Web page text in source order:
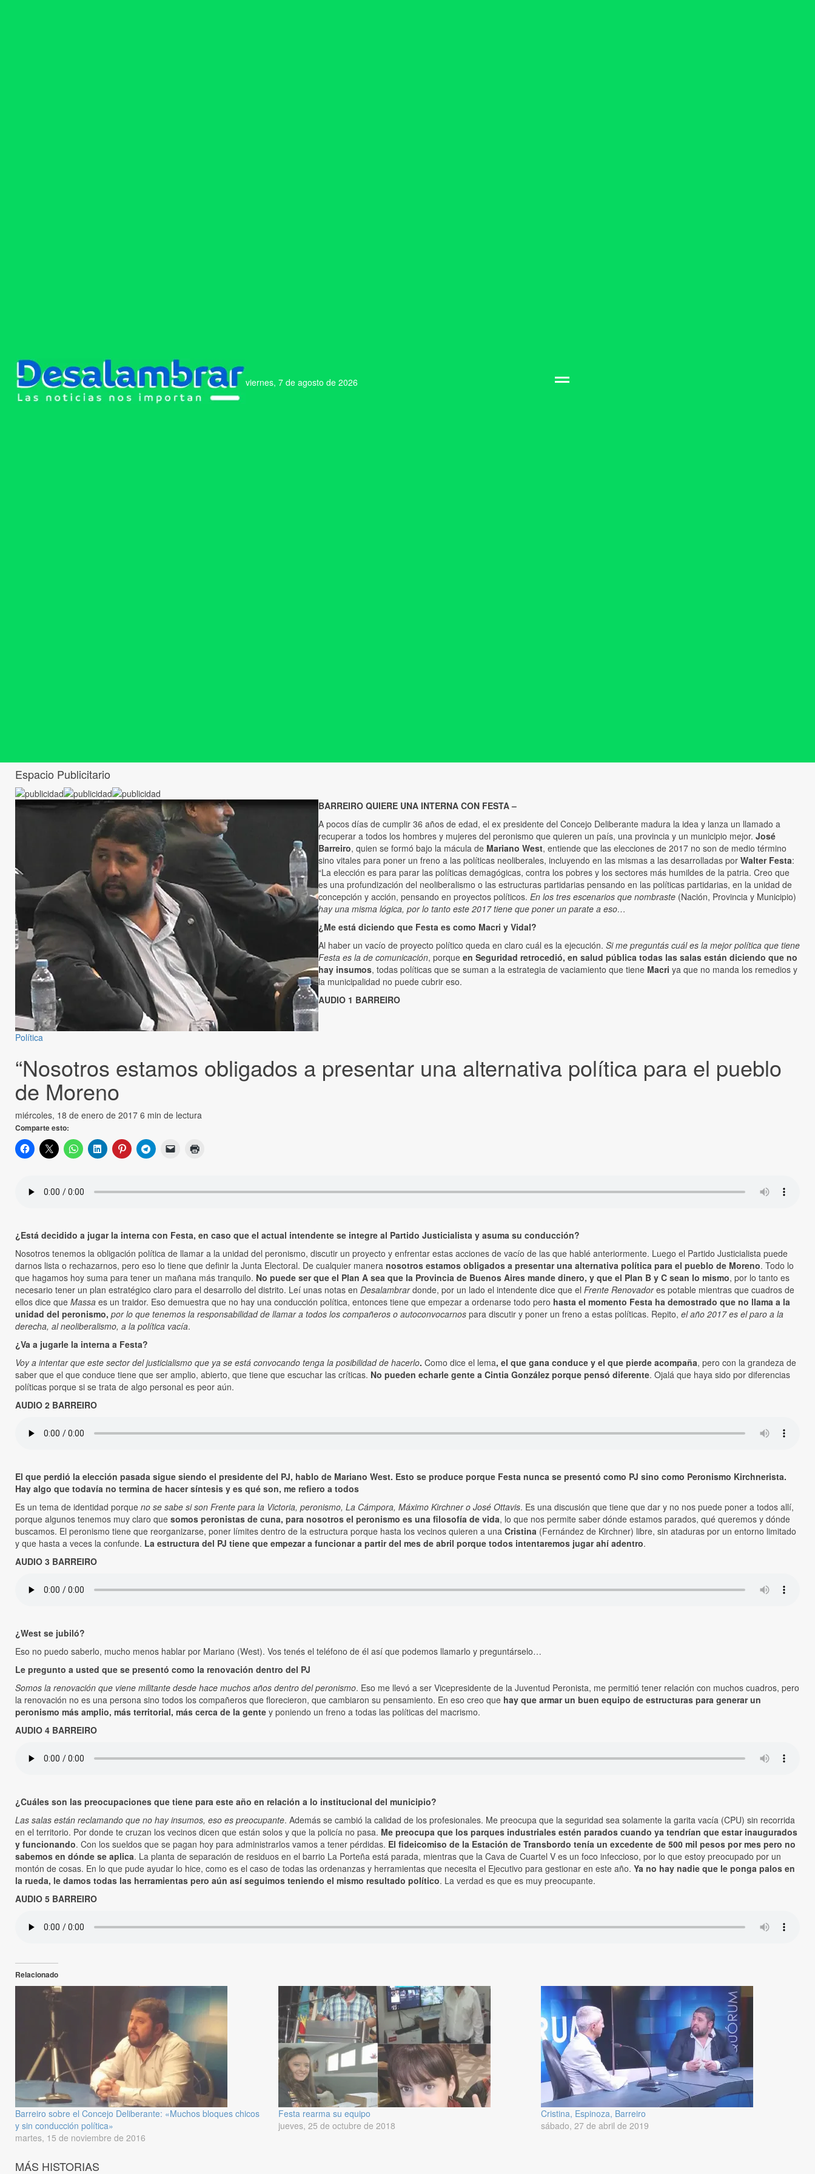
viernes, 7 de agosto de 2026
Espacio Publicitario
Política
“Nosotros estamos obligados a presentar una alternativa política para el pueblo
de Moreno
miércoles, 18 de enero de 2017 6 min de lectura
Comparte esto:
BARREIRO QUIERE UNA INTERNA CON FESTA –
A pocos días de cumplir 36 años de edad, el ex presidente del Concejo Deliberante madura la idea y lanza un llamado a
recuperar a todos los hombres y mujeres del peronismo que quieren un país, una provincia y un municipio mejor. José
Barreiro, quien se formó bajo la mácula de Mariano West, entiende que las elecciones de 2017 no son de medio término
sino vitales para poner un freno a las políticas neoliberales, incluyendo en las mismas a las desarrolladas por Walter Festa:
“La elección es para parar las políticas demagógicas, contra los pobres y los sectores más humildes de la patria. Creo que
es una profundización del neoliberalismo o las estructuras partidarias pensando en las políticas partidarias, en la unidad de
concepción y acción, pensando en proyectos políticos. En los tres escenarios que nombraste (Nación, Provincia y Municipio)
hay una misma lógica, por lo tanto este 2017 tiene que poner un parate a eso…
¿Me está diciendo que Festa es como Macri y Vidal?
Al haber un vacío de proyecto político queda en claro cuál es la ejecución. Si me preguntás cuál es la mejor política que tiene
Festa es la de comunicación, porque en Seguridad retrocedió, en salud pública todas las salas están diciendo que no
hay insumos, todas políticas que se suman a la estrategia de vaciamiento que tiene Macri ya que no manda los remedios y
la municipalidad no puede cubrir eso.
AUDIO 1 BARREIRO
¿Está decidido a jugar la interna con Festa, en caso que el actual intendente se integre al Partido Justicialista y asuma su conducción?
Nosotros tenemos la obligación política de llamar a la unidad del peronismo, discutir un proyecto y enfrentar estas acciones de vacío de las que hablé anteriormente. Luego el Partido Justicialista puede
darnos lista o rechazarnos, pero eso lo tiene que definir la Junta Electoral. De cualquier manera nosotros estamos obligados a presentar una alternativa política para el pueblo de Moreno. Todo lo
que hagamos hoy suma para tener un mañana más tranquilo. No puede ser que el Plan A sea que la Provincia de Buenos Aires mande dinero, y que el Plan B y C sean lo mismo, por lo tanto es
necesario tener un plan estratégico claro para el desarrollo del distrito. Leí unas notas en Desalambrardonde, por un lado el intendente dice que el Frente Renovadores potable mientras que cuadros de
ellos dice que Massa es un traidor. Eso demuestra que no hay una conducción política, entonces tiene que empezar a ordenarse todo pero hasta el momento Festa ha demostrado que no llama a la
unidad del peronismo, por lo que tenemos la responsabilidad de llamar a todos los compañeros o autoconvocarnos para discutir y poner un freno a estas políticas. Repito, el año 2017 es el paro a la
derecha, al neoliberalismo, a la política vacía.
¿Va a jugarle la interna a Festa?
Voy a intentar que este sector del justicialismo que ya se está convocando tenga la posibilidad de hacerlo. Como dice el lema, el que gana conduce y el que pierde acompaña, pero con la grandeza de
saber que el que conduce tiene que ser amplio, abierto, que tiene que escuchar las críticas. No pueden echarle gente a Cintia González porque pensó diferente. Ojalá que haya sido por diferencias
políticas porque si se trata de algo personal es peor aún.
AUDIO 2 BARREIRO
El que perdió la elección pasada sigue siendo el presidente del PJ, hablo de Mariano West. Esto se produce porque Festa nunca se presentó como PJ sino como Peronismo Kirchnerista.
Hay algo que todavía no termina de hacer síntesis y es qué son, me refiero a todos
Es un tema de identidad porque no se sabe si son Frente para la Victoria, peronismo, La Cámpora, Máximo Kirchner o José Ottavis. Es una discusión que tiene que dar y no nos puede poner a todos allí,
porque algunos tenemos muy claro que somos peronistas de cuna, para nosotros el peronismo es una filosofía de vida, lo que nos permite saber dónde estamos parados, qué queremos y dónde
buscamos. El peronismo tiene que reorganizarse, poner límites dentro de la estructura porque hasta los vecinos quieren a una Cristina (Fernández de Kirchner) libre, sin ataduras por un entorno limitado
y que hasta a veces la confunde. La estructura del PJ tiene que empezar a funcionar a partir del mes de abril porque todos intentaremos jugar ahí adentro.
AUDIO 3 BARREIRO
¿West se jubiló?
Eso no puedo saberlo, mucho menos hablar por Mariano (West). Vos tenés el teléfono de él así que podemos llamarlo y preguntárselo…
Le pregunto a usted que se presentó como la renovación dentro del PJ
Somos la renovación que viene militante desde hace muchos años dentro del peronismo. Eso me llevó a ser Vicepresidente de la Juventud Peronista, me permitió tener relación con muchos cuadros, pero
la renovación no es una persona sino todos los compañeros que florecieron, que cambiaron su pensamiento. En eso creo que hay que armar un buen equipo de estructuras para generar un
peronismo más amplio, más territorial, más cerca de la gente y poniendo un freno a todas las políticas del macrismo.
AUDIO 4 BARREIRO
¿Cuáles son las preocupaciones que tiene para este año en relación a lo institucional del municipio?
Las salas están reclamando que no hay insumos, eso es preocupante. Además se cambió la calidad de los profesionales. Me preocupa que la seguridad sea solamente la garita vacía (CPU) sin recorrida
en el territorio. Por donde te cruzan los vecinos dicen que están solos y que la policía no pasa. Me preocupa que los parques industriales estén parados cuando ya tendrían que estar inaugurados
y funcionando. Con los sueldos que se pagan hoy para administrarlos vamos a tener pérdidas. El fideicomiso de la Estación de Transbordo tenía un excedente de 500 mil pesos por mes pero no
sabemos en dónde se aplica. La planta de separación de residuos en el barrio La Porteña está parada, mientras que la Cava de Cuartel V es un foco infeccioso, por lo que estoy preocupado por un
montón de cosas. En lo que pude ayudar lo hice, como es el caso de todas las ordenanzas y herramientas que necesita el Ejecutivo para gestionar en este año. Ya no hay nadie que le ponga palos en
la rueda, le damos todas las herramientas pero aún así seguimos teniendo el mismo resultado político. La verdad es que es muy preocupante.
AUDIO 5 BARREIRO
Relacionado
Barreiro sobre el Concejo Deliberante: «Muchos bloques chicos
y sin conducción política»
martes, 15 de noviembre de 2016
Festa rearma su equipo
jueves, 25 de octubre de 2018
Cristina, Espinoza, Barreiro
sábado, 27 de abril de 2019
MÁS HISTORIAS